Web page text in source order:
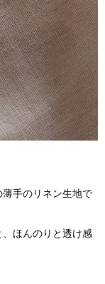
手のリネン生地で
ほんのりと透け感